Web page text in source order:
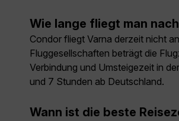
Wie lange fliegt man
Condor fliegt Varna derzeit nicht
Fluggesellschaften beträgt die
Verbindung und Umsteigezeit in
und 7 Stunden ab Deutschland.
Wann ist die beste